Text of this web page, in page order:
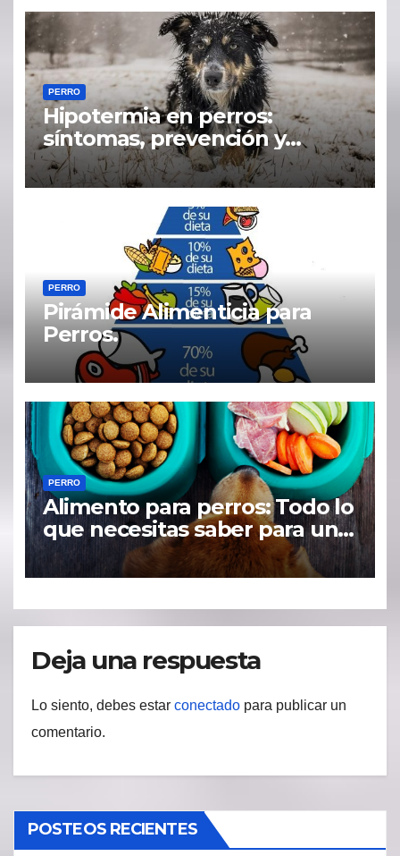
PERRO
Hipotermia en perros:
síntomas, prevención y
tratamiento
PERRO
Pirámide Alimenticia para
Perros.
PERRO
Alimento para perros: Todo lo
que necesitas saber para una
dieta saludable
Deja una respuesta
Lo siento, debes estar conectado para publicar un
comentario.
POSTEOS RECIENTES